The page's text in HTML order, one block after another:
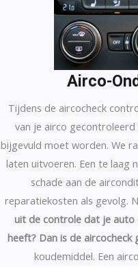
Airco-
Tijdens de aircocheck
van je airco
bijgevuld moet worden. We
laten uitvoeren. Een te laag
schade aan de
reparatiekosten als gevolg.
uit de controle dat je
heeft? Dan is de aircocheck
koudemiddel. Een